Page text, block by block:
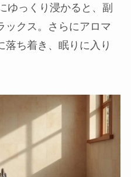
ゆっくり浸かると、副
ックス。さらにアロマ
落ち着き、眠りに入り